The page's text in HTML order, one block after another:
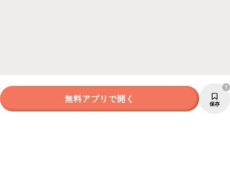
無料アプリで開く 保存
1